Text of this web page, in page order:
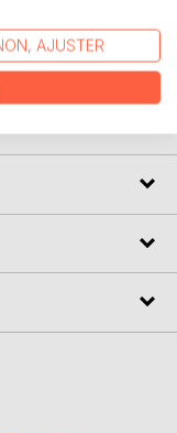
oder
Hans
AJUSTER